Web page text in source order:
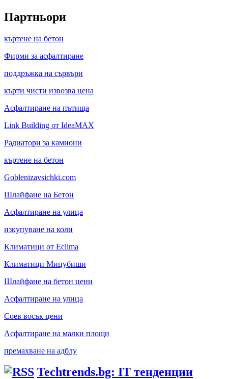
Партньори
къртене на бетон
Фирми за асфалтиране
поддръжка на сървъри
кърти чисти извозва цена
Асфалтиране на пътища
Link Building от IdeaMAX
Радиатори за камиони
къртене на бетон
Goblenizavsichki.com
Шлайфане на Бетон
Асфалтиране на улица
изкупуване на коли
Климатици от Eclima
Климатици Мицубиши
Шлайфане на бетон цени
Асфалтиране на улица
Соев восък цени
Асфалтиране на малки площи
премахване на адблу
Techtrends.bg: IT тенденции